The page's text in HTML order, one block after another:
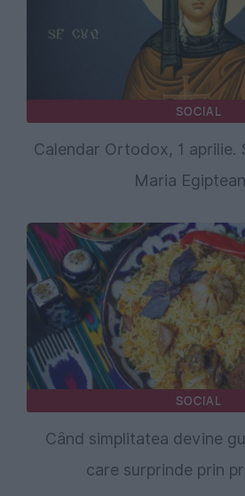
SOCIAL
Calendar Ortodox, 1 aprilie.
Maria
SOCIAL
Când simplitatea devine
care surprinde prin